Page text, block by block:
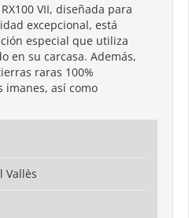
VII, diseñada para
excepcional, está
especial que utiliza
en su carcasa. Además,
raras 100%
imanes, así como
Vallès